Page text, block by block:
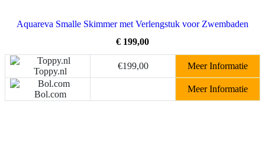
Aquareva Smalle Skimmer met Verlengstuk voor Zwembaden
€ 199,00
Toppy.nl
€199,00 Meer Informatie
Bol.com
Meer Informatie